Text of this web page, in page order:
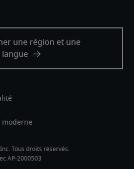
moderne
Tous droits réservés.